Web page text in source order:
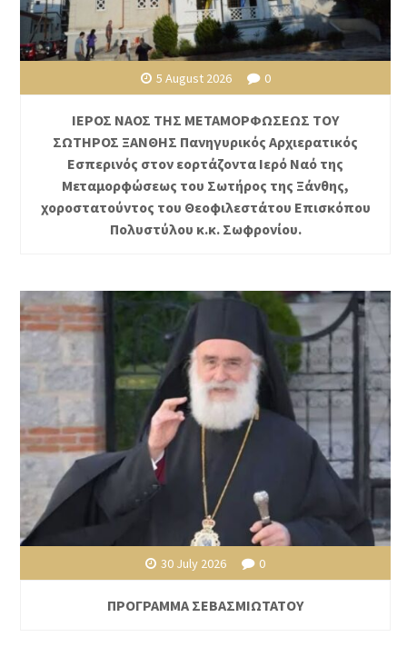
5 August 2026 0
ΙΕΡΟΣ ΝΑΟΣ ΤΗΣ ΜΕΤΑΜΟΡΦΩΣΕΩΣ ΤΟΥ
ΣΩΤΗΡΟΣ ΞΑΝΘΗΣ Πανηγυρικός Αρχιερατικός
Εσπερινός στον εορτάζοντα Ιερό Ναό της
Μεταμορφώσεως του Σωτήρος της Ξάνθης,
χοροστατούντος του Θεοφιλεστάτου Επισκόπου
Πολυστύλου κ.κ. Σωφρονίου.
30 July 2026 0
ΠΡΟΓΡΑΜΜΑ ΣΕΒΑΣΜΙΩΤΑΤΟΥ